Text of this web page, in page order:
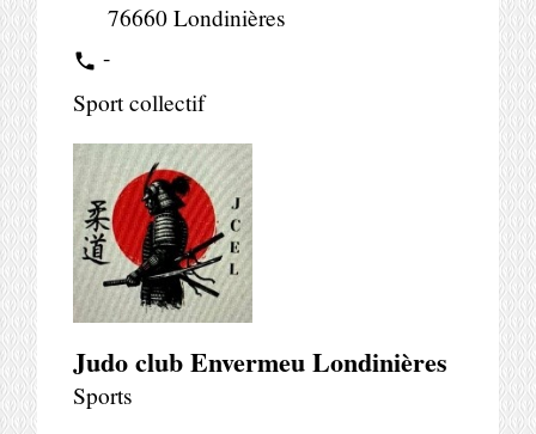
76660 Londinières
phone -
Sport collectif
Judo club Envermeu Londinières
Sports